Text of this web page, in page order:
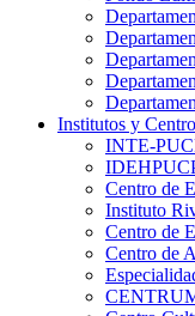
Institutos y
INTE-
Centro de
Instituto
Centro de
Centro de